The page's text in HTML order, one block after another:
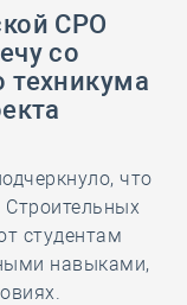
СРО
со
техникума
что
студентам
навыками,